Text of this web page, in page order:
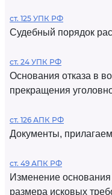
ст. 125 УПК РФ
Судебный порядок
ст. 24 УПК РФ
Основания отказа в
прекращения
ст. 126 АПК РФ
Документы,
ст. 49 АПК РФ
Изменение
размера исковых